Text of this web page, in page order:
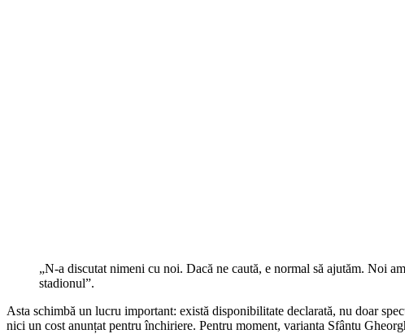
„N-a discutat nimeni cu noi. Dacă ne caută, e normal să ajutăm. Noi
stadionul”.
Asta schimbă un lucru important: există disponibilitate declarată, nu doar
nici un cost anunțat pentru închiriere. Pentru moment, varianta Sfântu